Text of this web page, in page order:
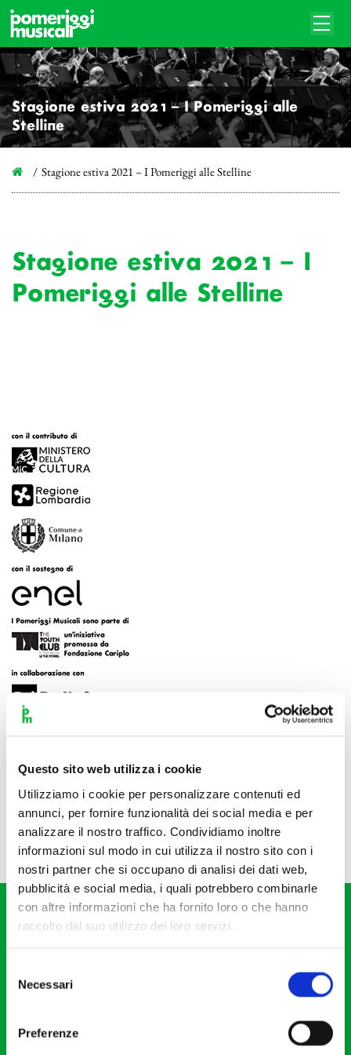
Questo sito web utilizza i cookie
Utilizziamo i cookie per personalizzare contenuti ed
annunci, per fornire funzionalità dei social media e per
analizzare il nostro traffico. Condividiamo inoltre
informazioni sul modo in cui utilizza il nostro sito con i
nostri partner che si occupano di analisi dei dati web,
pubblicità e social media, i quali potrebbero combinarle
con altre informazioni che ha fornito loro o che hanno
raccolto dal suo utilizzo dei loro servizi.
delNecessari
Preferenze
Stagione estiva 2021 – I Pomeriggi alle
Stelline
Stagione estiva 2021 – I Pomeriggi alle Stelline
Stagione estiva 2021 – I
Pomeriggi alle Stelline
20121 Milano